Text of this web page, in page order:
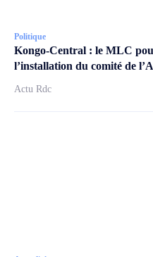
Politique
Kongo-Central : le MLC
l’installation du comité de
Actu Rdc